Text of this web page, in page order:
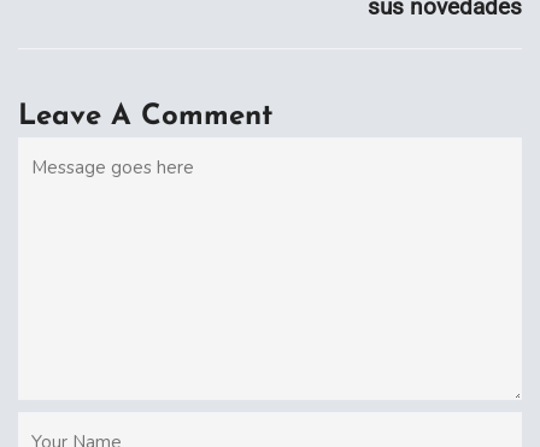
sus novedades
Leave A Comment